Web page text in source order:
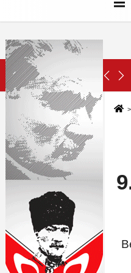
SON DAKİKA:
buluştu